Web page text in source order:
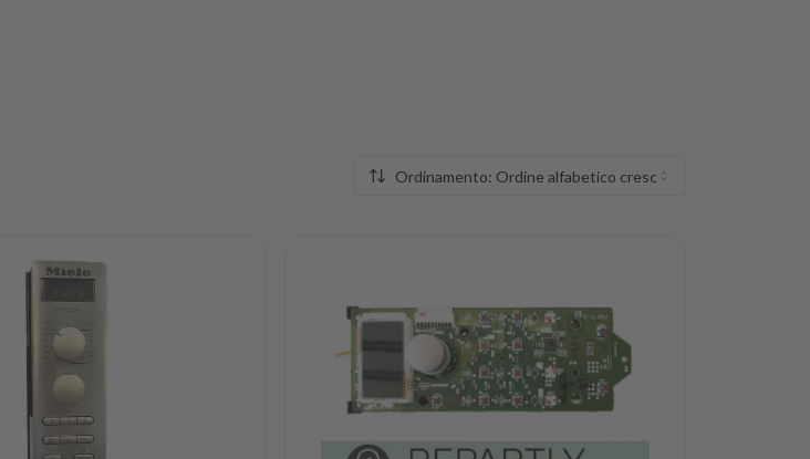
Ordinamento: Ordine alfabetico crescente